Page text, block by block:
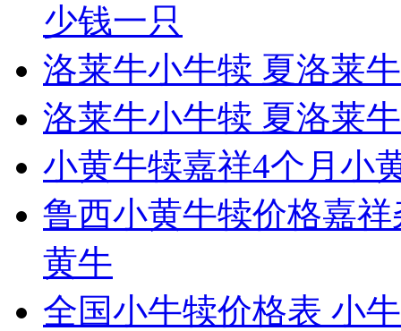
少钱一只
洛莱牛小牛犊 夏洛莱
洛莱牛小牛犊 夏洛莱
小黄牛犊嘉祥4个月小
鲁西小黄牛犊价格嘉
黄牛
全国小牛犊价格表 小